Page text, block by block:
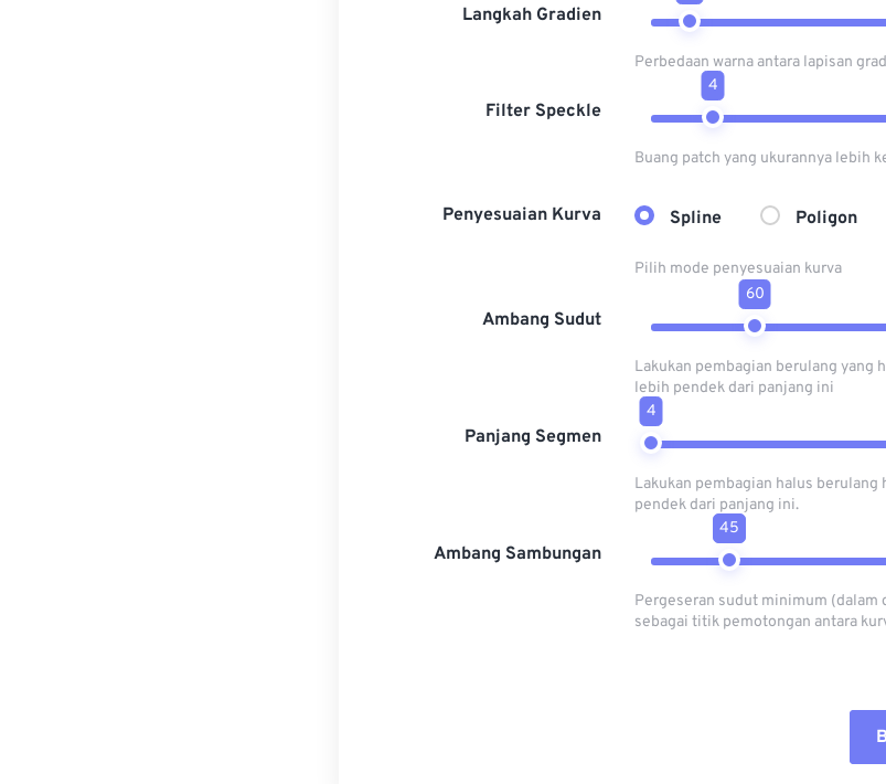
Langkah Gradien
Perbedaan warna antara lapisan
Filter Speckle
4
Buang patch yang ukurannya lebih
Penyesuaian Kurva Spline Poligon
Pilih mode penyesuaian kurva
Ambang Sudut
60
Lakukan pembagian berulang yang
lebih pendek dari panjang ini
Panjang Segmen
4
Lakukan pembagian halus
pendek dari panjang ini.
Ambang Sambungan
45
Pergeseran sudut minimum (dalam
sebagai titik pemotongan antara